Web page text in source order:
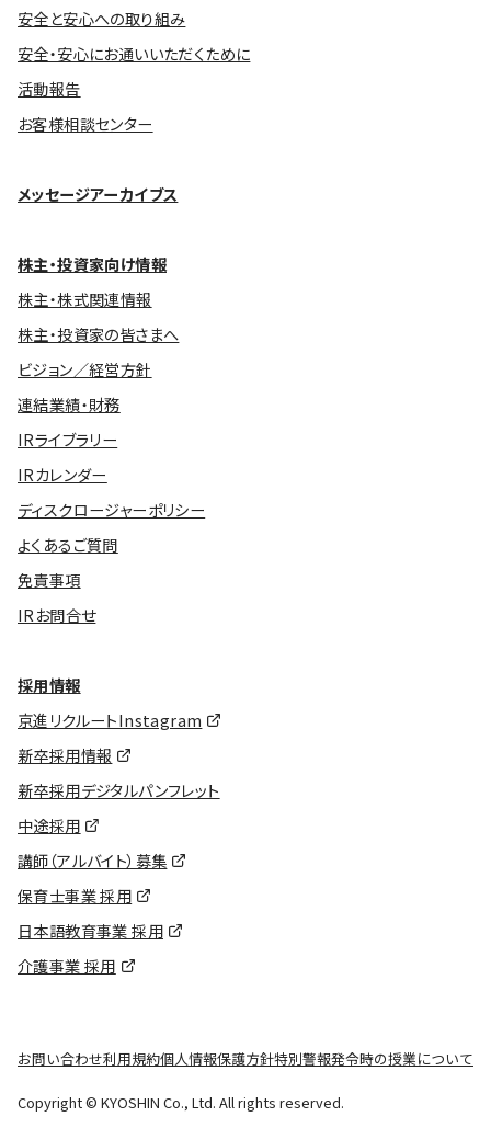
安全と安心への取り組み
安全・安心にお通いいただくために
活動報告
お客様相談センター
メッセージアーカイブス
株主・投資家向け情報
株主・株式関連情報
株主・投資家の皆さまへ
ビジョン／経営方針
連結業績・財務
IRライブラリー
IRカレンダー
ディスクロージャーポリシー
よくあるご質問
免責事項
IRお問合せ
採用情報
京進リクルートInstagram
新卒採用情報
新卒採用デジタルパンフレット
中途採用
講師（アルバイト）募集
保育士事業 採用
日本語教育事業 採用
介護事業 採用
お問い合わせ利用規約個人情報保護方針特別警報発令時の授業について
Copyright © KYOSHIN Co., Ltd. All rights reserved.